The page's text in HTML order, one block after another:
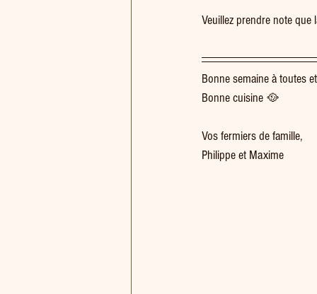
Veuillez prendre note
Bonne semaine à toutes
Bonne cuisine 🥘
Vos fermiers de famille,
Philippe et Maxime